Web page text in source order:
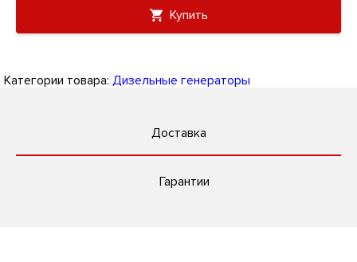
Купить
Категории товара: Дизельные генераторы
Доставка
Гарантии